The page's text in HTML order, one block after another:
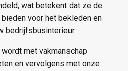
wat betekent dat ze de
voor het bekleden en
bedrijfsbusinterieur.
met vakmanschap
en vervolgens met onze